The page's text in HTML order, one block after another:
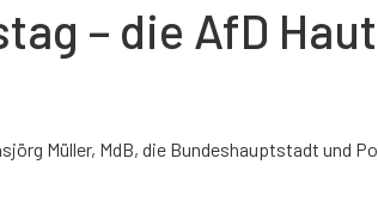
– die AfD
Müller, MdB, die Bundeshauptstadt und